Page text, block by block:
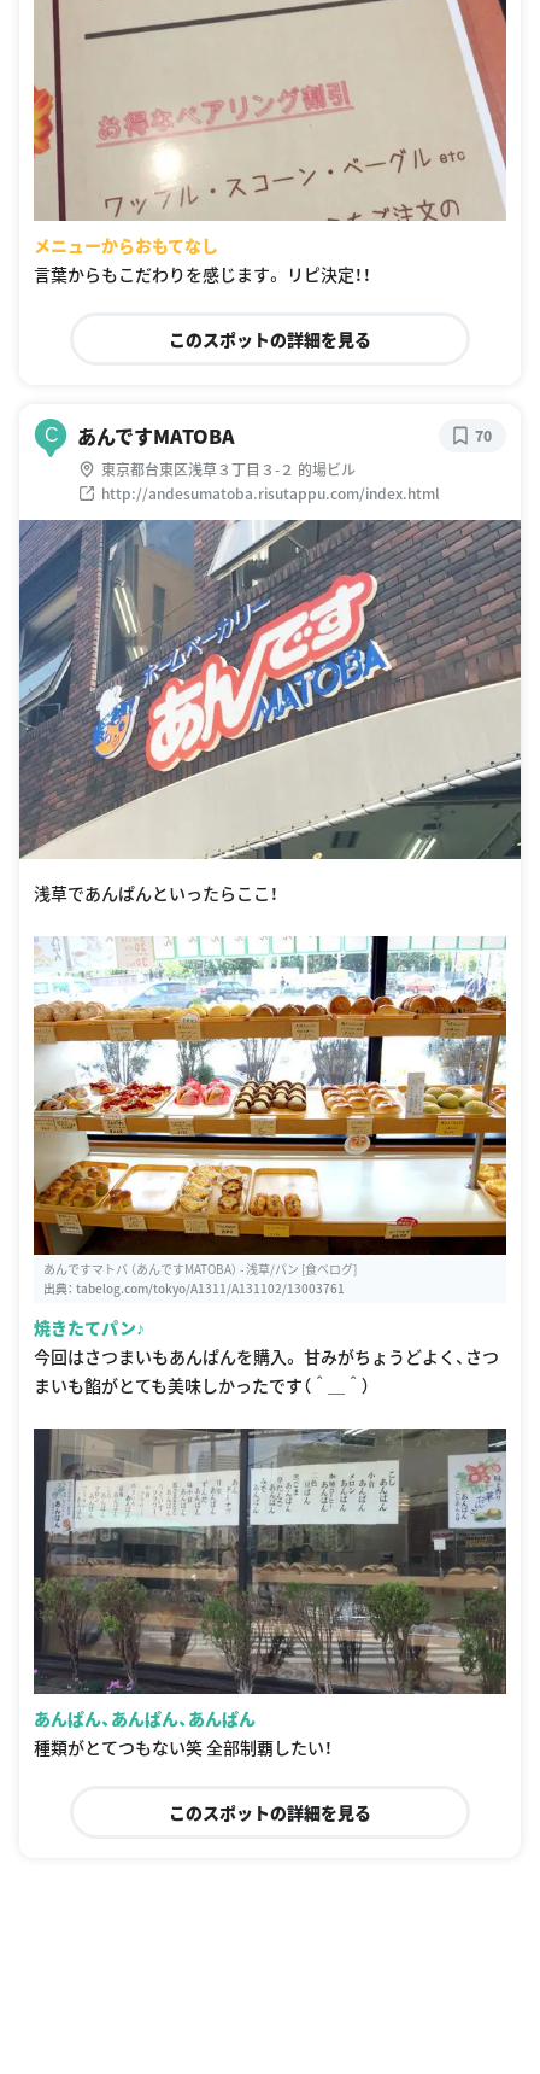
メニューからおもてなし
言葉からもこだわりを感じます。 リピ決定！！
このスポットの詳細を見る
C あんですMATOBA
東京都台東区浅草３丁目３-２ 的場ビル
http://andesumatoba.risutappu.com/index.html
70
浅草であんぱんといったらここ！
あんですマトバ （あんですMATOBA） - 浅草/パン [食べログ]
出典： tabelog.com/tokyo/A1311/A131102/13003761
焼きたてパン♪
今回はさつまいもあんぱんを購入。 甘みがちょうどよく、さつ
まいも餡がとても美味しかったです（＾＿＾）
あんぱん、あんぱん、あんぱん
種類がとてつもない笑 全部制覇したい！
このスポットの詳細を見る